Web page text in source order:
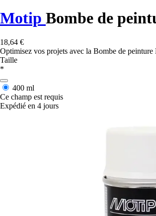
Motip Bombe de
18,64 €
Optimisez vos projets avec la Bombe de
Taille
*
400 ml
Ce champ est requis
Expédié en 4 jours